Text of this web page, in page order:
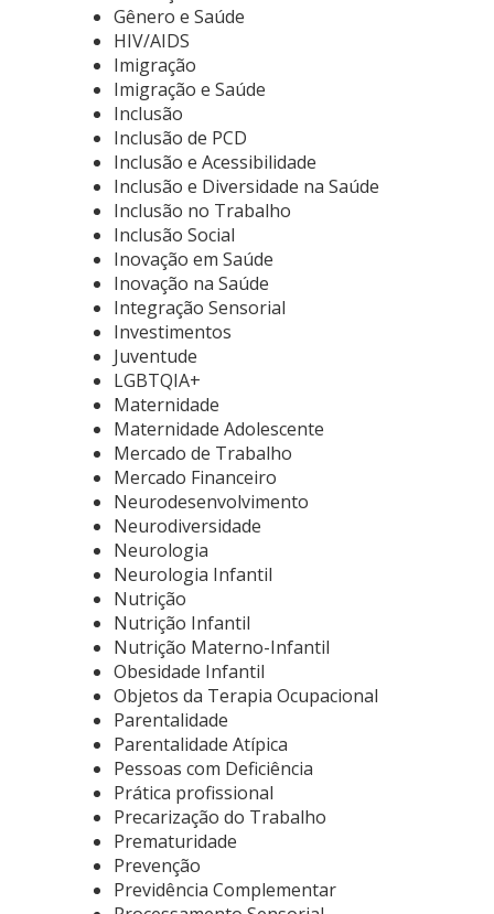
Gênero e Saúde
HIV/AIDS
Imigração
Imigração e Saúde
Inclusão
Inclusão de PCD
Inclusão e Acessibilidade
Inclusão e Diversidade na Saúde
Inclusão no Trabalho
Inclusão Social
Inovação em Saúde
Inovação na Saúde
Integração Sensorial
Investimentos
Juventude
LGBTQIA+
Maternidade
Maternidade Adolescente
Mercado de Trabalho
Mercado Financeiro
Neurodesenvolvimento
Neurodiversidade
Neurologia
Neurologia Infantil
Nutrição
Nutrição Infantil
Nutrição Materno-Infantil
Obesidade Infantil
Objetos da Terapia Ocupacional
Parentalidade
Parentalidade Atípica
Pessoas com Deficiência
Prática profissional
Precarização do Trabalho
Prematuridade
Prevenção
Previdência Complementar